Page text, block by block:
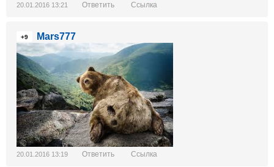
20.01.2016 13:21 Ответить Ссылка
+9 Mars777
20.01.2016 13:19 Ответить Ссылка